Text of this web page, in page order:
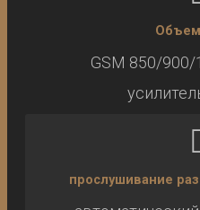
Объем
GSM 850/
прослушивание